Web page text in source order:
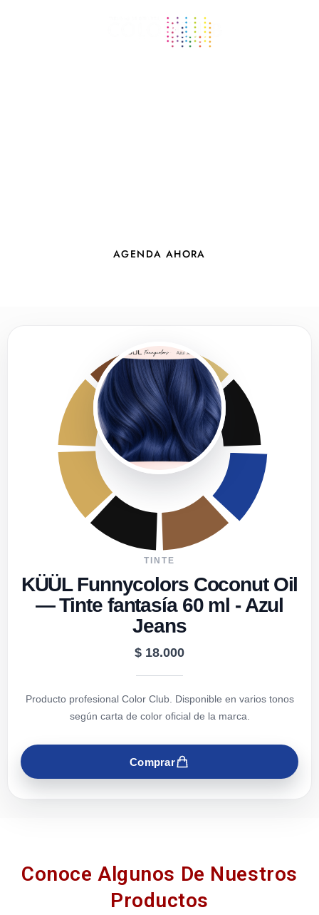
AGENDA AHORA
TINTE
Biokera Natura Fresh Yellow
Shot Curly Cream 300 ml
$ 96.900
Producto profesional disponible en Color Club Make Up
Studio — Bucaramanga.
Productos